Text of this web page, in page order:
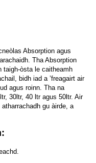
Absorption agus
Tha Absorption
taigh-òsta le caitheamh
bidh iad a ’freagairt air
agus roinn. Tha na
30ltr, 40 ltr agus 50ltr. Air
gu àirde, a